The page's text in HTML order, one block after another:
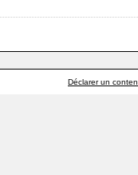
Déclarer un